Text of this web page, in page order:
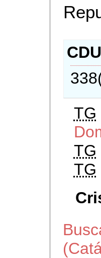
CDU
TG
TG
TG